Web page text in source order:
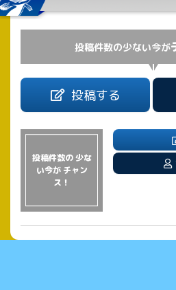
投稿件数の少ない今が
投稿する
投稿件数の 少な
い今が チャン
ス！